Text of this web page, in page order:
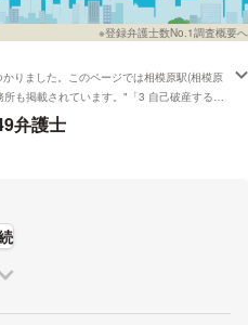
※登録弁護士数No.1調査概要へ
りました。このページでは相模原駅(相模原
も掲載されています。"「3 自己破産する場
題をもっております。弁護士ドットコムで
護士や着手金無料で受け付けしている相模原
用は,あなたとよく話し合ってから決めま
添い、真に納得の得られる解決のため尽力い
登録弁護士から、成功報酬金額や能力などの
みてください。"
弁護士